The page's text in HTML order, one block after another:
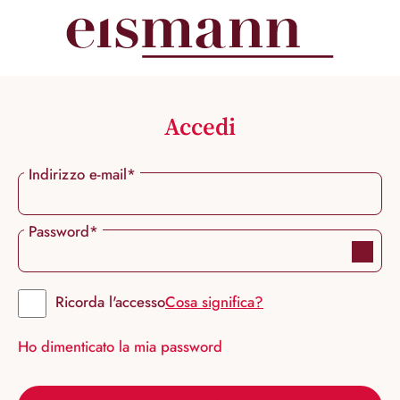
principale
Accedi
Indirizzo e-mail*
Password*
Ricorda l'accessoCosa significa?
Ho dimenticato la mia password